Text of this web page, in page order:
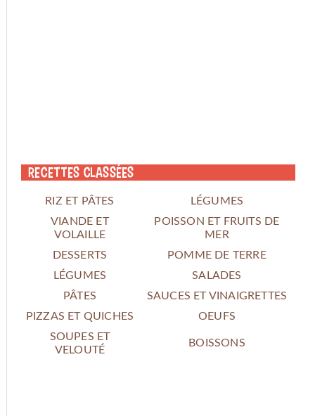
Recettes classées
RIZ ET PÂTES
LÉGUMES
VIANDE ET
VOLAILLE
POISSON ET FRUITS DE
MER
DESSERTS
POMME DE TERRE
LÉGUMES
SALADES
PÂTES
SAUCES ET VINAIGRETTES
PIZZAS ET QUICHES
OEUFS
SOUPES ET
VELOUTÉ
BOISSONS